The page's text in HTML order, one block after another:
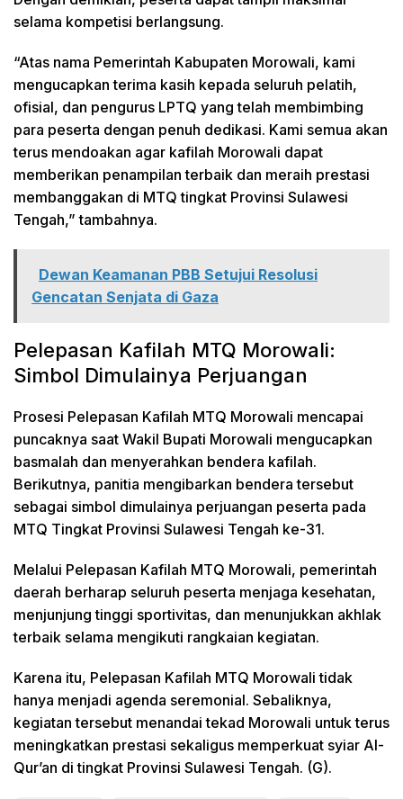
selama kompetisi berlangsung.
“Atas nama Pemerintah Kabupaten Morowali, kami
mengucapkan terima kasih kepada seluruh pelatih,
ofisial, dan pengurus LPTQ yang telah membimbing
para peserta dengan penuh dedikasi. Kami semua akan
terus mendoakan agar kafilah Morowali dapat
memberikan penampilan terbaik dan meraih prestasi
membanggakan di MTQ tingkat Provinsi Sulawesi
Tengah,” tambahnya.
Dewan Keamanan PBB Setujui Resolusi
Gencatan Senjata di Gaza
Pelepasan Kafilah MTQ Morowali:
Simbol Dimulainya Perjuangan
Prosesi Pelepasan Kafilah MTQ Morowali mencapai
puncaknya saat Wakil Bupati Morowali mengucapkan
basmalah dan menyerahkan bendera kafilah.
Berikutnya, panitia mengibarkan bendera tersebut
sebagai simbol dimulainya perjuangan peserta pada
MTQ Tingkat Provinsi Sulawesi Tengah ke-31.
Melalui Pelepasan Kafilah MTQ Morowali, pemerintah
daerah berharap seluruh peserta menjaga kesehatan,
menjunjung tinggi sportivitas, dan menunjukkan akhlak
terbaik selama mengikuti rangkaian kegiatan.
Karena itu, Pelepasan Kafilah MTQ Morowali tidak
hanya menjadi agenda seremonial. Sebaliknya,
kegiatan tersebut menandai tekad Morowali untuk terus
meningkatkan prestasi sekaligus memperkuat syiar Al-
Qur’an di tingkat Provinsi Sulawesi Tengah. (G).